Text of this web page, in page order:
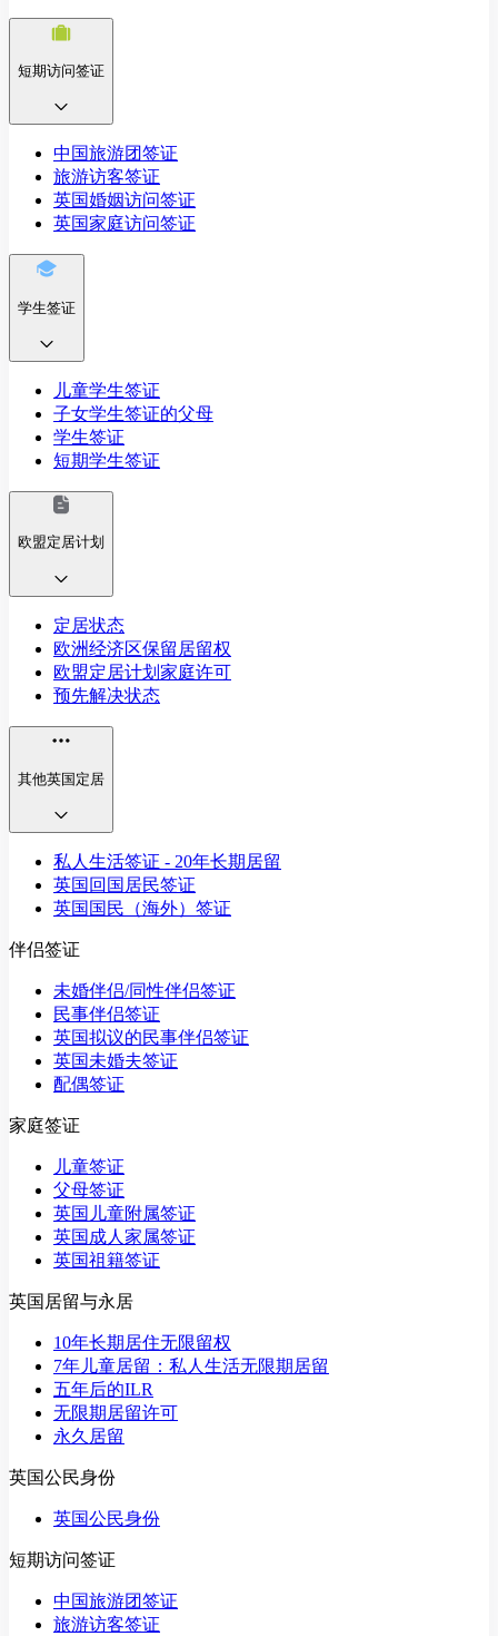
短期访问签证
中国旅游团签证
旅游访客签证
英国婚姻访问签证
英国家庭访问签证
学生签证
儿童学生签证
子女学生签证的父母
学生签证
短期学生签证
欧盟定居计划
定居状态
欧洲经济区保留居留权
欧盟定居计划家庭许可
预先解决状态
其他英国定居
私人生活签证 - 20年长期居留
英国回国居民签证
英国国民（海外）签证
伴侣签证
未婚伴侣/同性伴侣签证
民事伴侣签证
英国拟议的民事伴侣签证
英国未婚夫签证
配偶签证
家庭签证
儿童签证
父母签证
英国儿童附属签证
英国成人家属签证
英国祖籍签证
英国居留与永居
10年长期居住无限留权
7年儿童居留：私人生活无限期居留
五年后的ILR
无限期居留许可
永久居留
英国公民身份
英国公民身份
短期访问签证
中国旅游团签证
旅游访客签证